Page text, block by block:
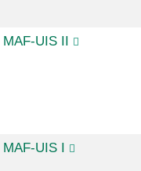
MAF-UIS II
MAF-UIS I